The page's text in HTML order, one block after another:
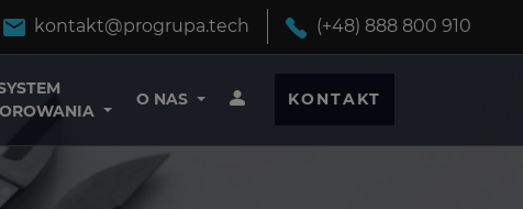
kontakt@progrupa.tech (+48) 888 800 910
O NAS KONTAKT